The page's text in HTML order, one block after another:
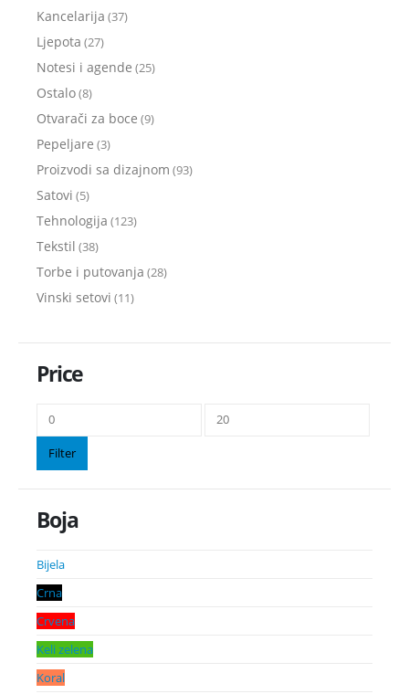
Kancelarija (37)
Ljepota (27)
Notesi i agende (25)
Ostalo(8)
Otvarači za boce (9)
Pepeljare (3)
Proizvodi sa dizajnom (93)
Satovi (5)
Tehnologija (123)
Tekstil (38)
Torbe i putovanja (28)
Vinski setovi (11)
Price
Filter
Boja
Bijela
Crna
Crvena
Keli zelena
Koral